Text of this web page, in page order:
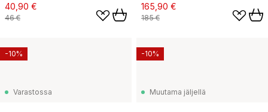
40,90 €
46 €
165,90 €
185 €
Varastossa
-10%
Muutama jäljellä
-10%